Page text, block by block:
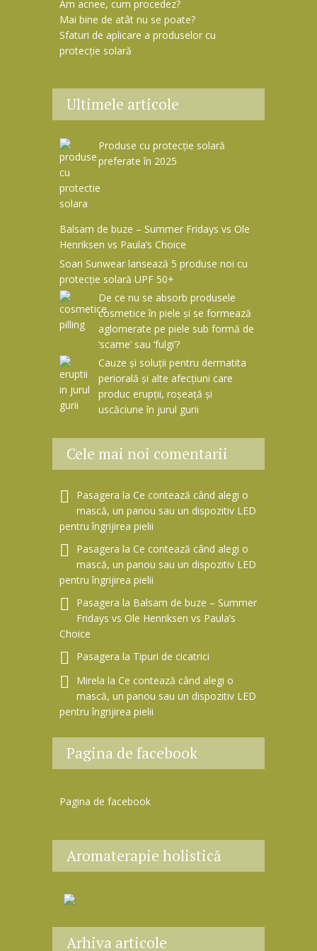
Am acnee, cum procedez?
Mai bine de atât nu se poate?
Sfaturi de aplicare a produselor cu
protecție solară
Ultimele articole
Produse cu protecție solară
preferate în 2025
Balsam de buze – Summer Fridays vs Ole
Henriksen vs Paula’s Choice
Soari Sunwear lansează 5 produse noi cu
protecție solară UPF 50+
De ce nu se absorb produsele
cosmetice în piele și se formează
aglomerate pe piele sub formă de
‘scame’ sau ‘fulgi’?
Cauze și soluții pentru dermatita
periorală și alte afecțiuni care
produc erupții, roșeață și
uscăciune în jurul gurii
Cele mai noi comentarii
Pasagera la Ce contează când alegi o
mască, un panou sau un dispozitiv LED
pentru îngrijirea pielii
Pasagera la Ce contează când alegi o
mască, un panou sau un dispozitiv LED
pentru îngrijirea pielii
Pasagera la Balsam de buze – Summer
Fridays vs Ole Henriksen vs Paula’s
Choice
Pasagera la Tipuri de cicatrici
Mirela la Ce contează când alegi o
mască, un panou sau un dispozitiv LED
pentru îngrijirea pielii
Pagina de facebook
Pagina de facebook
Aromaterapie holistică
Arhiva articole